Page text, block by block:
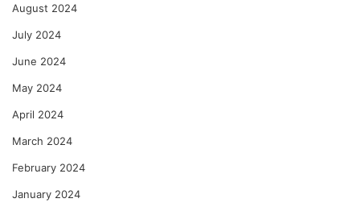
August 2024
July 2024
June 2024
May 2024
April 2024
March 2024
February 2024
January 2024